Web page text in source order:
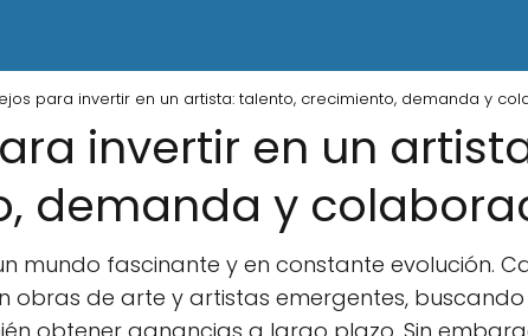
para invertir en un artista: talento, crecimiento, demanda y
invertir en un
demanda y
mundo fascinante y en constante evolución.
obras de arte y artistas emergentes,